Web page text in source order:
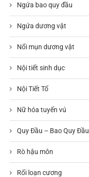
Ngứa bao quy đầu
Ngứa dương vật
Nổi mụn dương vật
Nội tiết sinh dục
Nội Tiết Tố
Nữ hóa tuyến vú
Quy Đầu – Bao Quy Đầu
Rò hậu môn
Rối loạn cương